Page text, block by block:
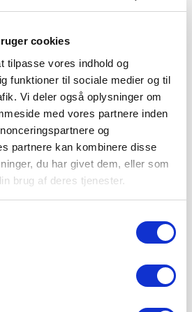
cookies
tilpasse vores indhold og
funktioner til sociale medier og til
Vi deler også oplysninger om
med vores partnere inden
og
partnere kan kombinere disse
du har givet dem, eller som
brug af deres tjenester.
POINT